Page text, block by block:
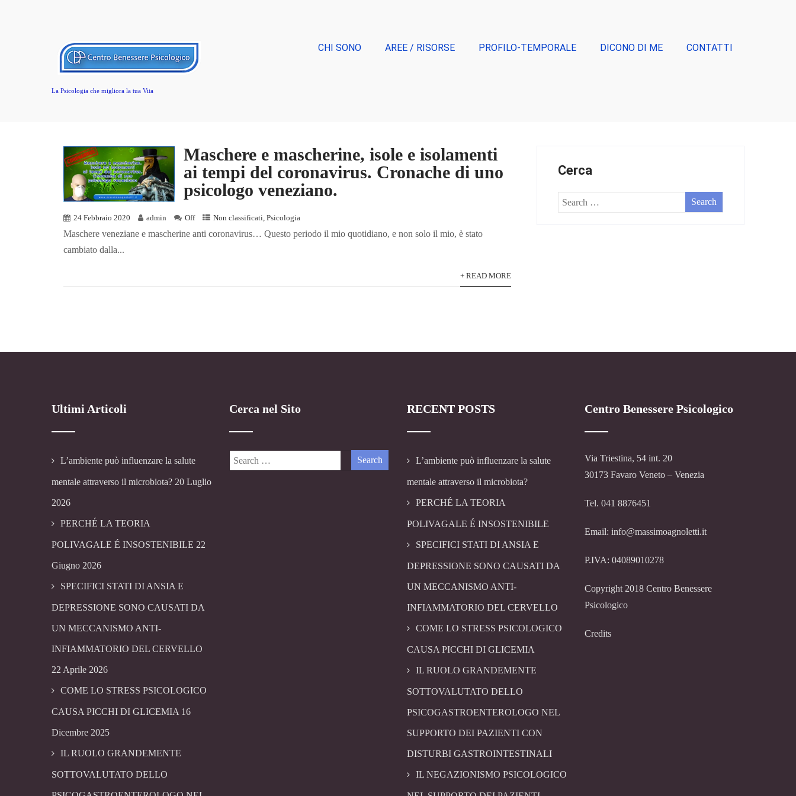
La Psicologia che migliora la tua Vita
CHI SONO AREE / RISORSE PROFILO-TEMPORALE DICONO DI ME CONTATTI
Maschere e mascherine, isole e isolamenti
ai tempi del coronavirus. Cronache di uno
psicologo veneziano.
24 Febbraio 2020 admin Off Non classificati Psicologia
Maschere veneziane e mascherine anti coronavirus… Questo periodo il mio quotidiano, e non solo il mio, è stato
cambiato dalla...
+ READ MORE
Cerca
Ultimi Articoli
L’ambiente può influenzare la salute
mentale attraverso il microbiota? 20 Luglio
2026
PERCHÉ LA TEORIA
POLIVAGALE É INSOSTENIBILE 22
Giugno 2026
SPECIFICI STATI DI ANSIA E
DEPRESSIONE SONO CAUSATI DA
UN MECCANISMO ANTI-
INFIAMMATORIO DEL CERVELLO
22 Aprile 2026
COME LO STRESS PSICOLOGICO
CAUSA PICCHI DI GLICEMIA 16
Dicembre 2025
IL RUOLO GRANDEMENTE
SOTTOVALUTATO DELLO
Cerca nel Sito RECENT POSTS
L’ambiente può influenzare la salute
mentale attraverso il microbiota?
PERCHÉ LA TEORIA
POLIVAGALE É INSOSTENIBILE
SPECIFICI STATI DI ANSIA E
DEPRESSIONE SONO CAUSATI DA
UN MECCANISMO ANTI-
INFIAMMATORIO DEL CERVELLO
COME LO STRESS PSICOLOGICO
CAUSA PICCHI DI GLICEMIA
IL RUOLO GRANDEMENTE
SOTTOVALUTATO DELLO
PSICOGASTROENTEROLOGO NEL
SUPPORTO DEI PAZIENTI CON
DISTURBI GASTROINTESTINALI
IL NEGAZIONISMO PSICOLOGICO
Centro Benessere Psicologico
Via Triestina, 54 int. 20
30173 Favaro Veneto – Venezia
Tel. 041 8876451
Email: info@massimoagnoletti.it
P.IVA: 04089010278
Copyright 2018 Centro Benessere
Psicologico
Credits